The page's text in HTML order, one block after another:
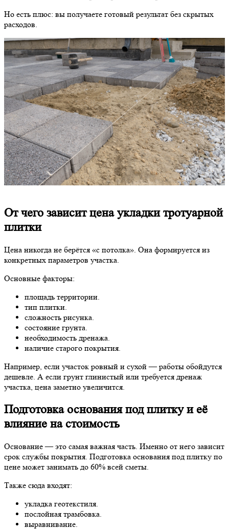
Но есть плюс: вы получаете готовый результат без скрытых
расходов.
От чего зависит цена укладки тротуарной
плитки
Цена никогда не берётся «с потолка». Она формируется из
конкретных параметров участка.
Основные факторы:
площадь территории.
тип плитки.
сложность рисунка.
состояние грунта.
необходимость дренажа.
наличие старого покрытия.
Например, если участок ровный и сухой — работы обойдутся
дешевле. А если грунт глинистый или требуется дренаж
участка, цена заметно увеличится.
Подготовка основания под плитку и её
влияние на стоимость
Основание — это самая важная часть. Именно от него зависит
срок службы покрытия. Подготовка основания под плитку по
цене может занимать до 60% всей сметы.
Также сюда входят:
укладка геотекстиля.
послойная трамбовка.
выравнивание.